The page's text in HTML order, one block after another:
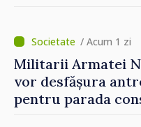
Forumul Diasporei
/ Acum 1 zi
Militarii Armatei
vor desfășura
pentru parada